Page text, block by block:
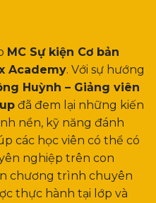
MC Sự kiện Cơ bản
Academy. Với sự hướng
Huỳnh – Giảng viên
đã đem lại những kiến
nền, kỹ năng đánh
các học viên có thể có
nghiệp trên con
chương trình chuyên
thực hành tại lớp và